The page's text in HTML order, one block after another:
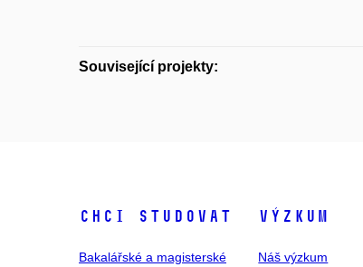
Související projekty:
Chci studovat
Bakalářské a magisterské
Výzkum
Náš výzkum